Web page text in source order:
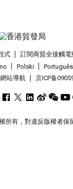
式 訂閱商貿全接觸
Polski Português
網站導航 京ICP备
所有，對違反版權者保